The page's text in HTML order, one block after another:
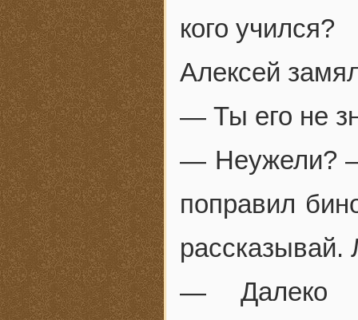
кого учился?
Алексей
— Ты его не
— Неужели? —
поправил
рассказывай.
— Далеко